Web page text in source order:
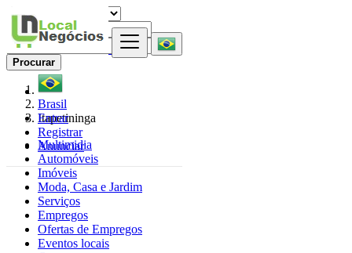
Entrar
Registrar
Anunciar
Procurar
Brasil
Itapetininga
Multimidia
Automóveis
Imóveis
Moda, Casa e Jardim
Serviços
Empregos
Ofertas de Empregos
Eventos locais